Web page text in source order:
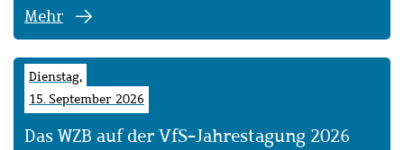
Mehr
Dienstag,
15. September 2026
Das WZB auf der VfS-Jahrestagung 2026